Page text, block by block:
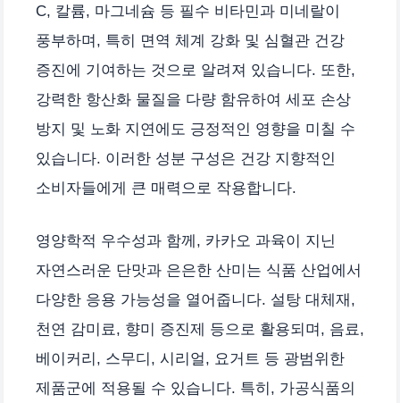
C, 칼륨, 마그네슘 등 필수 비타민과 미네랄이
풍부하며, 특히 면역 체계 강화 및 심혈관 건강
증진에 기여하는 것으로 알려져 있습니다. 또한,
강력한 항산화 물질을 다량 함유하여 세포 손상
방지 및 노화 지연에도 긍정적인 영향을 미칠 수
있습니다. 이러한 성분 구성은 건강 지향적인
소비자들에게 큰 매력으로 작용합니다.
영양학적 우수성과 함께, 카카오 과육이 지닌
자연스러운 단맛과 은은한 산미는 식품 산업에서
다양한 응용 가능성을 열어줍니다. 설탕 대체재,
천연 감미료, 향미 증진제 등으로 활용되며, 음료,
베이커리, 스무디, 시리얼, 요거트 등 광범위한
제품군에 적용될 수 있습니다. 특히, 가공식품의